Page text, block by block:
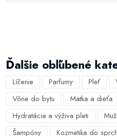
Ďalšie obľúbené
Líčenie Parfumy Pleť
Vône do bytu
Matka a dieťa
Hydratácia a výživa pleti
Muži
Šampóny
Kozmetika do